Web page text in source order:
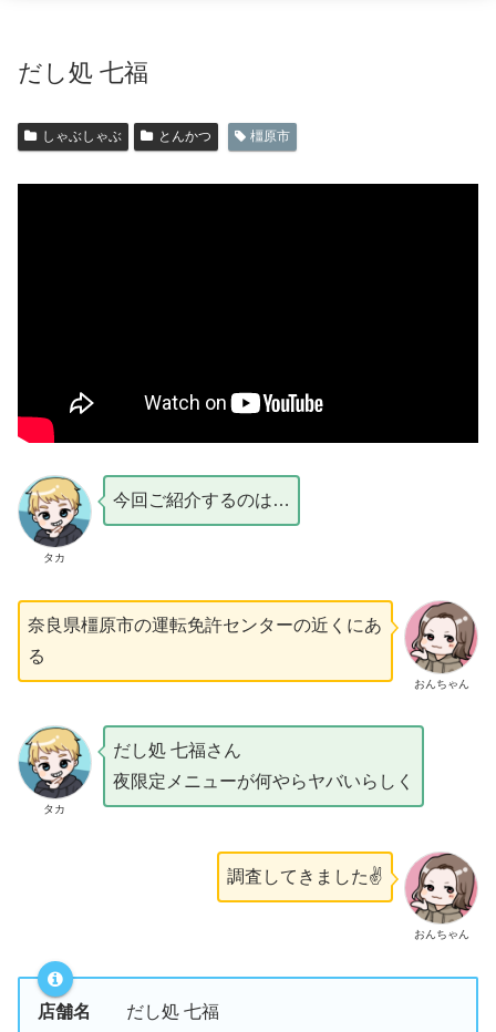
だし処 七福
しゃぶしゃぶ とんかつ 橿原市
タカ
今回ご紹介するのは…
おんちゃん
奈良県橿原市の運転免許センターの近くにあ
る
タカ
だし処 七福さん
夜限定メニューが何やらヤバいらしく
おんちゃん
調査してきました✌️
店舗名 だし処 七福